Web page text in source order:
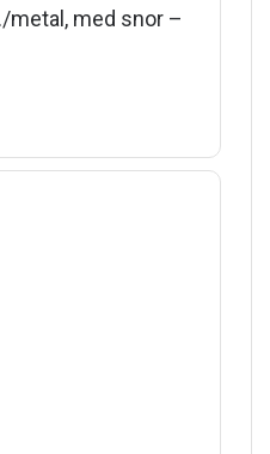
metal, med snor –